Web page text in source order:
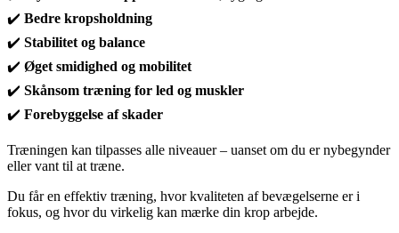
✔️ Bedre kropsholdning
✔️ Stabilitet og balance
✔️ Øget smidighed og mobilitet
✔️ Skånsom træning for led og muskler
✔️ Forebyggelse af skader
Træningen kan tilpasses alle niveauer – uanset om du er nybegynder
eller vant til at træne.
Du får en effektiv træning, hvor kvaliteten af bevægelserne er i
fokus, og hvor du virkelig kan mærke din krop arbejde.